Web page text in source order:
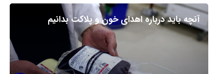
آنچه باید درباره اهدای خون و پلاکت بدانیم